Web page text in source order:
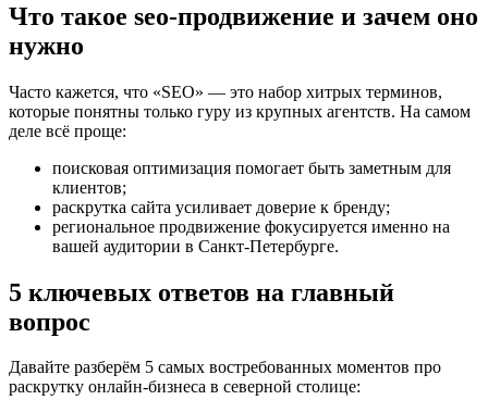
Что такое seo-продвижение и зачем оно
нужно
Часто кажется, что «SEO» — это набор хитрых терминов,
которые понятны только гуру из крупных агентств. На самом
деле всё проще:
поисковая оптимизация помогает быть заметным для
клиентов;
раскрутка сайта усиливает доверие к бренду;
региональное продвижение фокусируется именно на
вашей аудитории в Санкт-Петербурге.
5 ключевых ответов на главный
вопрос
Давайте разберём 5 самых востребованных моментов про
раскрутку онлайн-бизнеса в северной столице: